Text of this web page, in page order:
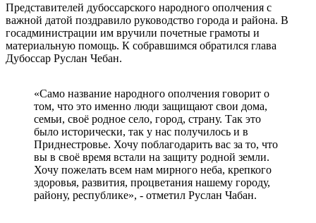
Представителей дубоссарского народного ополчения с
важной датой поздравило руководство города и района. В
госадминистрации им вручили почетные грамоты и
материальную помощь. К собравшимся обратился глава
Дубоссар Руслан Чебан.
«Само название народного ополчения говорит о
том, что это именно люди защищают свои дома,
семьи, своё родное село, город, страну. Так это
было исторически, так у нас получилось и в
Приднестровье. Хочу поблагодарить вас за то, что
вы в своё время встали на защиту родной земли.
Хочу пожелать всем нам мирного неба, крепкого
здоровья, развития, процветания нашему городу,
району, республике», - отметил Руслан Чабан.